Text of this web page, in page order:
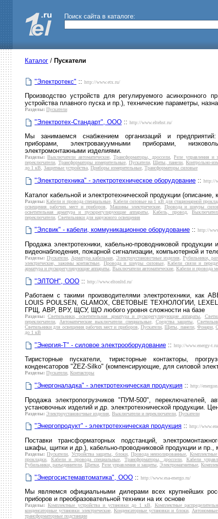
Поиск сайта в каталоге:
Каталог / Пускатели
"Электротекс" :: http://www.etx.ru/
Производство устройств для регулируемого асинхронного
устройства плавного пуска и пр.), технические параметры,
Разделы: Пускатели
"Электротех-Стандарт", ООО :: http://www.eltehst.ru/
Мы занимаемся снабжением организаций и
приборами, электровакуумными приборами,
электромонтажными изделиями.
Разделы: Выключатели автоматические, Трансформаторы, дроссели,Реле управления и
переключатели, Трансформаторы измерительные, Пускатели,Щиты, панели,Контрольно-
до 1 кВ, Защитные устройства, Приборы измерительные, Трансформаторы силовые
"Электротехника" - электротехническое оборудование :: http://
Каталог кабельной и электротехнической продукции (описание,
Разделы: Кабели и провода специальные, Кабели силовые на 1 кВ для стационарной
освещения рабочих мест и приборов, Машины электрические, Провода и шнуры
осветительная арматура и пускорегулирующие аппараты ,Кабель, провод ,
переключатели Светильники для наружного освещения
"Элсвик" - кабели, коммуникационное оборудование :: http://
Продажа электротехники, кабельно-проводниковой
видеонаблюдения, пожарной сигнализации, компьютерной и
Разделы: Пускатели, Арматура кабельная Электроустановочные изделия
Рубильники,
электрические, зажимы контактные
Провода и шнуры силовые,Кабели связи и
арматура и пускорегулирующие аппараты
Выключатели автоматические Кабели и провода
"ЭЛТОН", ООО :: http://www.eltonltd.ru/
Работаем с такими производителями электротехники, как
LOUIS POULSEN, GLAMOX, СВЕТОВЫЕ ТЕХНОЛОГИИ,
ГРЩ, АВР, ВРУ, ЩСУ, ЩО любого уровня сложности на базе
Разделы: Светильники, осветительная арматура и пускорегулирующие аппараты
переключатели
Автоматические выключатели специальные, Средства защиты ,
Светильники для освещения рабочих мест и приборов, Пускатели,Щиты, панели, Фонари,
до 1 кВ
"Энергия-Т" - силовое электрооборудование :: http://www.energy-
Тиристорные пускатели, тиристорные контакторы,
конденсаторов "ZEZ-Silko" (компенсирующие, для силовой
Разделы: Пускатели, Контакторы
"Энергоналадка" - электротехническая продукция :: http://
Продажа электропогрузчиков "ПУМ-500", переключателей,
установочных изделий и др. электротехнической продукции.
Разделы: Электроустановочные изделия Выключатели и переключатели Пускатели
"Энергопродукт" - электротехническая продукция :: http://
Поставки трансформаторных подстанций,
шкафы, щитки и др.), кабельно-проводниковой продукции и пр.,
Разделы: Пускатели Устройства защиты, блоки, Провода неизолированные
прокладки
Кабели и провода специальные Трансформаторы, дроссели
Кабели
Рубильники, разъединители Щитки Реле управления и защиты Электромагнитные
"Энергосистемавтоматика", ООО :: http://www.esa-energo.ru/
Мы являемся официальными дилерами всех крупнейших
приборов и преобразовательной техники на их основе
Разделы: Комплектные устройства и установки до 1 кВ
Комплектные
конденсаторные установки электрические, Конденсаторные установки и блоки, Автономные
трансформаторные подстанции